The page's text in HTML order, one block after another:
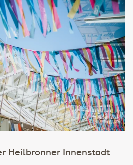
Heilbronner Innenstadt